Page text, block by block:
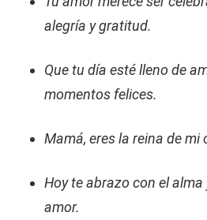
alegría y gratitud.
Que tu día esté lleno de
momentos felices.
Mamá, eres la reina de mi
Hoy te abrazo con el alma
amor.